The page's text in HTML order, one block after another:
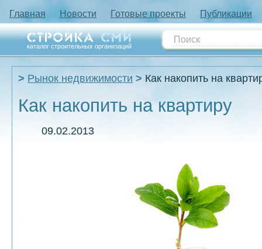
Главная Новости Готовые проекты Публикации
каталог строительных организаций
Рынок недвижимости Как накопить на
Как накопить на квартиру
09.02.2013